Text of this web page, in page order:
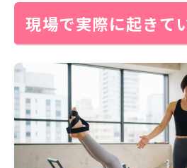
現場で実際に起きて